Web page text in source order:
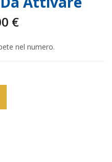
€
nel numero.